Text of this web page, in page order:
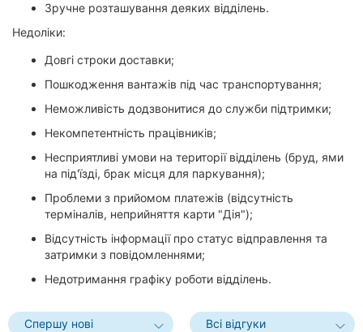
Суми
Івано-
Франківськ
Луцьк
Ужгород
Зручне розташування деяких відділень.
Недоліки:
Довгі строки доставки;
Пошкодження вантажів під час транспортування;
Неможливість додзвонитися до служби підтримки;
Некомпетентність працівників;
Несприятливі умови на території відділень (бруд, ями
на під'їзді, брак місця для паркування);
Проблеми з прийомом платежів (відсутність
терміналів, неприйняття карти "Дія");
Відсутність інформації про статус відправлення та
затримки з повідомленнями;
Недотримання графіку роботи відділень.
Спершу нові
Всі відгуки